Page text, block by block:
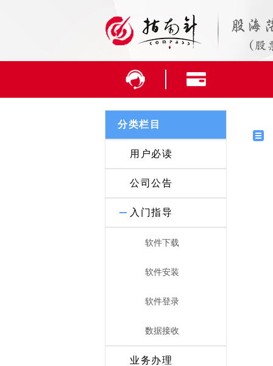
分类栏目
用户必读
公司公告
入门指导
软件下载
软件安装
软件登录
数据接收
业务办理